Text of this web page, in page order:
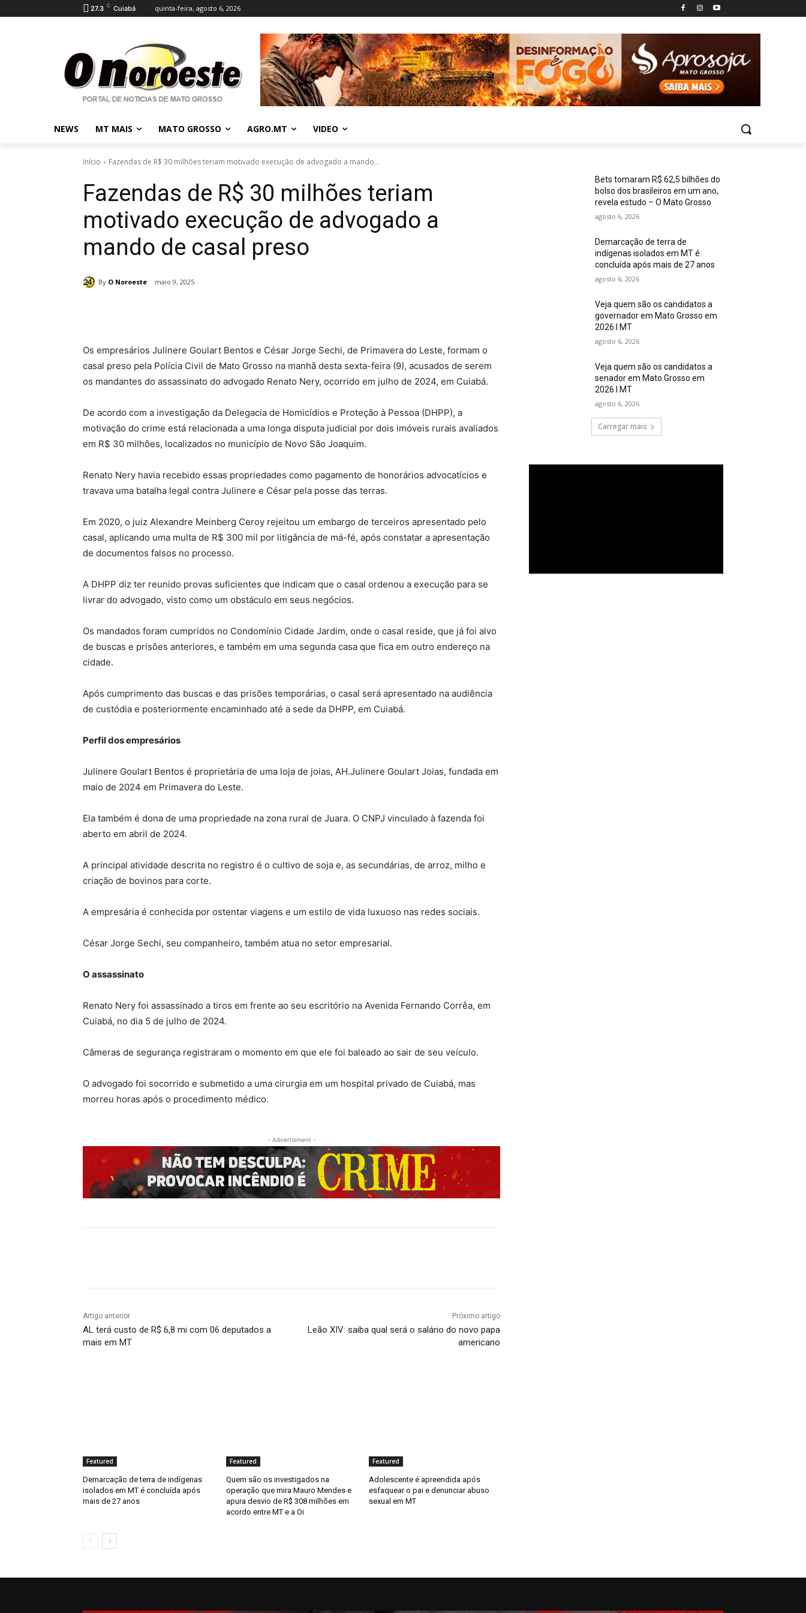
27.3 C Cuiabá quinta-feira, agosto 6, 2026
NEWS MT MAIS MATO GROSSO AGRO.MT VIDEO
Início Fazendas de R$ 30 milhões teriam motivado execução de advogado a mando...
Fazendas de R$ 30 milhões teriam
motivado execução de advogado a
mando de casal preso
By O Noroeste maio 9, 2025
Os empresários Julinere Goulart Bentos e César Jorge Sechi, de Primavera do Leste, formam o
casal preso pela Polícia Civil de Mato Grosso na manhã desta sexta-feira (9), acusados de serem
os mandantes do assassinato do advogado Renato Nery, ocorrido em julho de 2024, em Cuiabá.
De acordo com a investigação da Delegacia de Homicídios e Proteção à Pessoa (DHPP), a
motivação do crime está relacionada a uma longa disputa judicial por dois imóveis rurais avaliados
em R$ 30 milhões, localizados no município de Novo São Joaquim.
Renato Nery havia recebido essas propriedades como pagamento de honorários advocatícios e
travava uma batalha legal contra Julinere e César pela posse das terras.
Em 2020, o juiz Alexandre Meinberg Ceroy rejeitou um embargo de terceiros apresentado pelo
casal, aplicando uma multa de R$ 300 mil por litigância de má-fé, após constatar a apresentação
de documentos falsos no processo.
A DHPP diz ter reunido provas suficientes que indicam que o casal ordenou a execução para se
livrar do advogado, visto como um obstáculo em seus negócios.
Os mandados foram cumpridos no Condomínio Cidade Jardim, onde o casal reside, que já foi alvo
de buscas e prisões anteriores, e também em uma segunda casa que fica em outro endereço na
cidade.
Após cumprimento das buscas e das prisões temporárias, o casal será apresentado na audiência
de custódia e posteriormente encaminhado até a sede da DHPP, em Cuiabá.
Perfil dos empresários
Julinere Goulart Bentos é proprietária de uma loja de joias, AH.Julinere Goulart Joias, fundada em
maio de 2024 em Primavera do Leste.
Ela também é dona de uma propriedade na zona rural de Juara. O CNPJ vinculado à fazenda foi
aberto em abril de 2024.
A principal atividade descrita no registro é o cultivo de soja e, as secundárias, de arroz, milho e
criação de bovinos para corte.
A empresária é conhecida por ostentar viagens e um estilo de vida luxuoso nas redes sociais.
César Jorge Sechi, seu companheiro, também atua no setor empresarial.
O assassinato
Renato Nery foi assassinado a tiros em frente ao seu escritório na Avenida Fernando Corrêa, em
Cuiabá, no dia 5 de julho de 2024.
Câmeras de segurança registraram o momento em que ele foi baleado ao sair de seu veículo.
O advogado foi socorrido e submetido a uma cirurgia em um hospital privado de Cuiabá, mas
morreu horas após o procedimento médico.
- Advertisment -
Artigo anterior
AL terá custo de R$ 6,8 mi com 06 deputados a
mais em MT
Próximo artigo
Leão XIV: saiba qual será o salário do novo papa
americano
Featured
Demarcação de terra de indígenas
isolados em MT é concluída após
mais de 27 anos
Featured
Quem são os investigados na
operação que mira Mauro Mendes e
apura desvio de R$ 308 milhões em
acordo entre MT e a Oi
Featured
Adolescente é apreendida após
esfaquear o pai e denunciar abuso
sexual em MT
Bets tomaram R$ 62,5 bilhões do
bolso dos brasileiros em um ano,
revela estudo – O Mato Grosso
agosto 6, 2026
Demarcação de terra de
indígenas isolados em MT é
concluída após mais de 27 anos
agosto 6, 2026
Veja quem são os candidatos a
governador em Mato Grosso em
2026 I MT
agosto 6, 2026
Veja quem são os candidatos a
senador em Mato Grosso em
2026 I MT
agosto 6, 2026
Carregar mais